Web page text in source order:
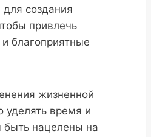
для создания
привлечь
благоприятные
жизненной
уделять время и
нацелены на